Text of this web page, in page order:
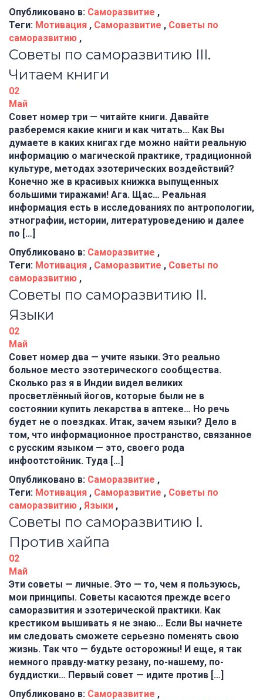
Опубликовано в: Саморазвитие ,
Теги: Мотивация , Саморазвитие , Советы по
саморазвитию ,
Советы по саморазвитию III.
Читаем книги
02
Май
Совет номер три — читайте книги. Давайте
разберемся какие книги и как читать… Как Вы
думаете в каких книгах где можно найти реальную
информацию о магической практике, традиционной
культуре, методах эзотерических воздействий?
Конечно же в красивых книжка выпущенных
большими тиражами! Ага. Щас… Реальная
информация есть в исследованиях по антропологии,
этнографии, истории, литературоведению и далее
по […]
Опубликовано в: Саморазвитие ,
Теги: Мотивация , Саморазвитие , Советы по
саморазвитию ,
Советы по саморазвитию II.
Языки
02
Май
Совет номер два — учите языки. Это реально
больное место эзотерического сообщества.
Сколько раз я в Индии видел великих
просветлённый йогов, которые были не в
состоянии купить лекарства в аптеке… Но речь
будет не о поездках. Итак, зачем языки? Дело в
том, что информационное пространство, связанное
с русским языком — это, своего рода
инфоотстойник. Туда […]
Опубликовано в: Саморазвитие ,
Теги: Мотивация , Саморазвитие , Советы по
саморазвитию , Языки ,
Советы по саморазвитию I.
Против хайпа
02
Май
Эти советы — личные. Это — то, чем я пользуюсь,
мои принципы. Советы касаются прежде всего
саморазвития и эзотерической практики. Как
крестиком вышивать я не знаю… Если Вы начнете
им следовать сможете серьезно поменять свою
жизнь. Так что — будьте осторожны! И еще, я так
немного правду-матку резану, по-нашему, по-
буддистки… Первый совет — идите против […]
Опубликовано в: Саморазвитие ,